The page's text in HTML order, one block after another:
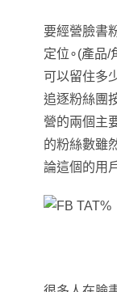
要經營臉書
定位∘(產品/
可以留住多
追逐粉絲團
營的兩個主
的粉絲數雖
論這個的用